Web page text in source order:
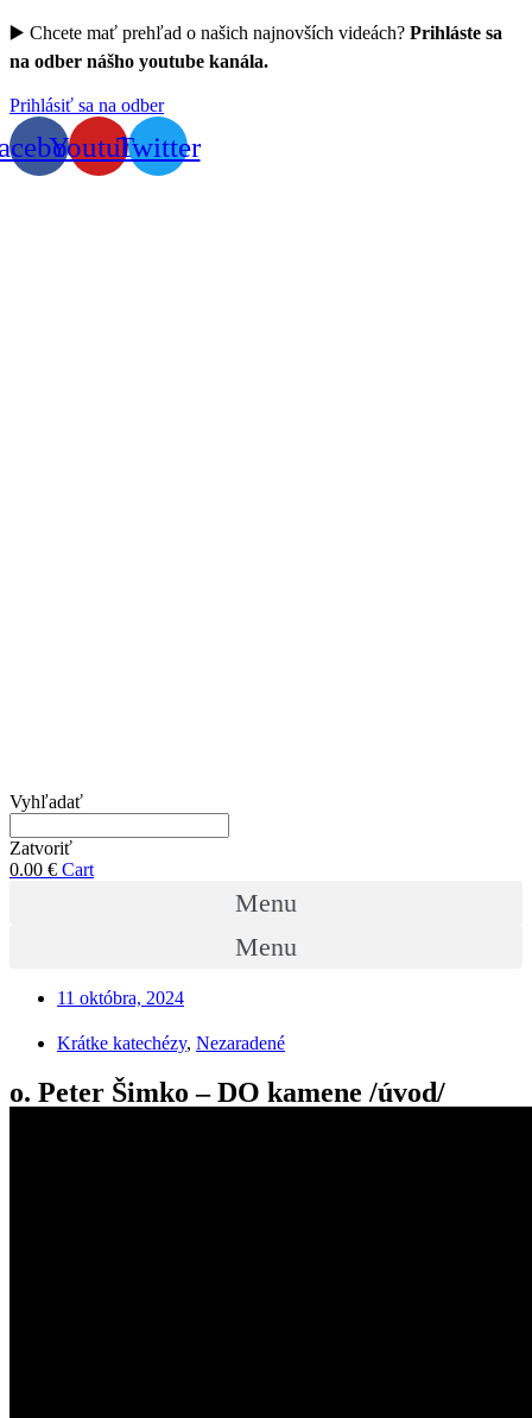
▶️ Chcete mať prehľad o našich najnovších videách? Prihláste sa
na odber nášho youtube kanála.
Prihlásiť sa na odber
YoutubeTwitter
Vyhľadať
Zatvoriť
0.00 € Cart
Menu
Menu
11 októbra, 2024
Krátke katechézy, Nezaradené
o. Peter Šimko – DO kamene /úvod/